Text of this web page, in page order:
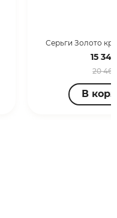
Серьги Золото
15
20
В